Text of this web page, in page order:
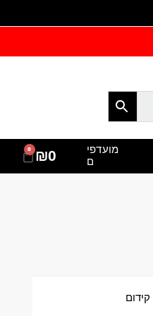
מועדפי
ם
₪0
0
קידום